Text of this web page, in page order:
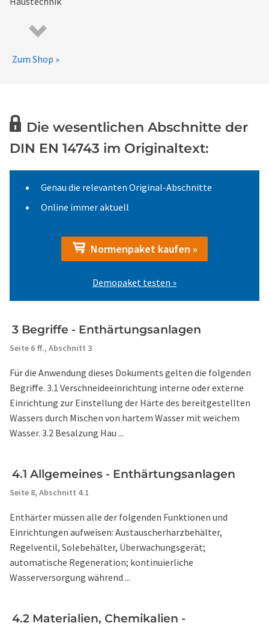
Zum Shop »
Die wesentlichen Abschnitte der
DIN EN 14743 im Originaltext:
Genau die relevanten Original-Abschnitte
Online immer aktuell
Normenpaket kaufen »
Demopaket testen »
3 Begriffe - Enthärtungsanlagen
Seite 6 ff., Abschnitt 3
Für die Anwendung dieses Dokuments gelten die folgenden
Begriffe. 3.1 Verschneideeinrichtung interne oder externe
Einrichtung zur Einstellung der Härte des bereitgestellten
Wassers durch Mischen von hartem Wasser mit weichem
Wasser. 3.2 Besalzung Hau ...
4.1 Allgemeines - Enthärtungsanlagen
Seite 8, Abschnitt 4.1
Enthärter müssen alle der folgenden Funktionen und
Einrichtungen aufweisen: Austauscherharzbehälter,
Regelventil, Solebehälter, Überwachungsgerät;
automatische Regeneration; kontinuierliche
Wasserversorgung während ...
4.2 Materialien, Chemikalien -